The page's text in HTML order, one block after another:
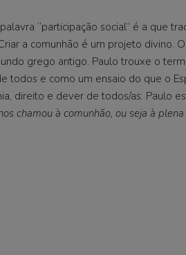
“participação social” é a que
a comunhão é um projeto divino.
grego antigo. Paulo trouxe o
todos e como um ensaio do que o
direito e dever de todos/as. Paulo
chamou à comunhão, ou seja à